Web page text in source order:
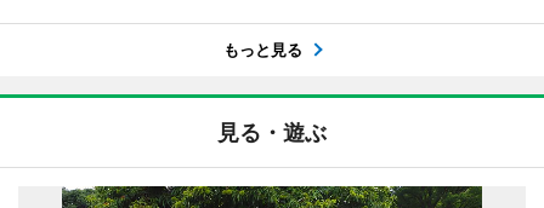
もっと見る
見る・遊ぶ